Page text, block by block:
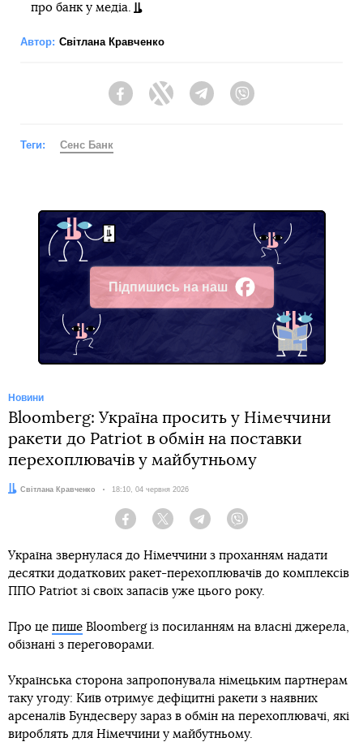
про банк у медіа.
Автор: Світлана Кравченко
FacebookTwitter Telegram
Теги: Сенс Банк
Підпишись на наш
Facebook
Новини
Bloomberg: Україна просить у Німеччини
ракети до Patriot в обмін на поставки
перехоплювачів у майбутньому
Автор:
Світлана Кравченко Дата:
18:10, 04 червня 2026
Facebook Twitter Telegram
Україна звернулася до Німеччини з проханням надати
десятки додаткових ракет-перехоплювачів до комплексів
ППО Patriot зі своїх запасів уже цього року.
Про це пише Bloomberg із посиланням на власні джерела,
обізнані з переговорами.
Українська сторона запропонувала німецьким партнерам
таку угоду: Київ отримує дефіцитні ракети з наявних
арсеналів Бундесверу зараз в обмін на перехоплювачі, які
вироблять для Німеччини у майбутньому.